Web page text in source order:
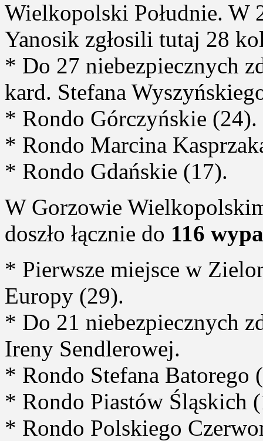
Wielkopolski Południe. W
Yanosik zgłosili tutaj 28
* Do 27 niebezpiecznych
kard. Stefana
* Rondo Górczyńskie (24).
* Rondo Marcina
* Rondo Gdańskie (17).
W Gorzowie
doszło łącznie do 116
* Pierwsze miejsce w
Europy (29).
* Do 21 niebezpiecznych
Ireny Sendlerowej.
* Rondo Stefana Batorego
* Rondo Piastów Śląskich
* Rondo Polskiego